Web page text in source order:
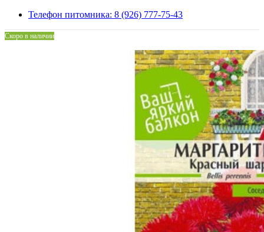
Телефон питомника: 8 (926) 777-75-43
Скоро в наличии